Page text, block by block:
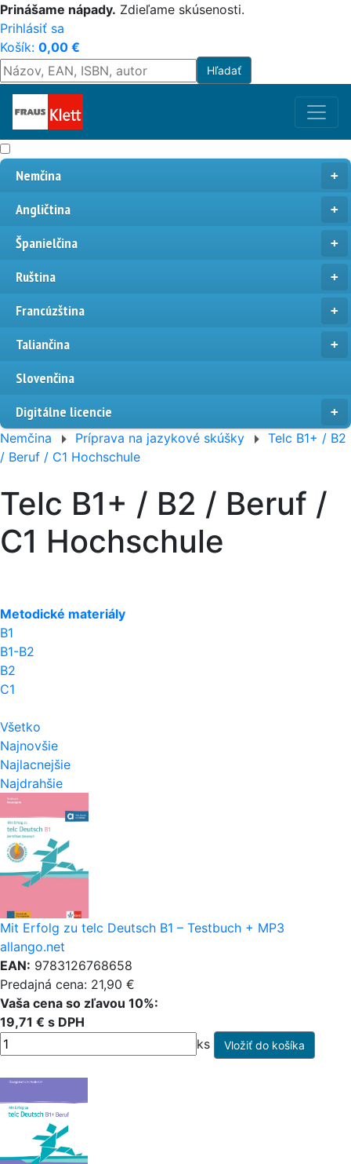
Prinášame nápady. Zdieľame skúsenosti.
Prihlásiť sa
Košík: 0,00 €
Nemčina
Angličtina
Španielčina
Ruština
Francúzština
Taliančina
Slovenčina
Digitálne licencie
Nemčina Príprava na jazykové skúšky
Telc B1+ / B2
/ Beruf / C1 Hochschule
Telc B1+ / B2 / Beruf /
C1 Hochschule
Metodické materiály
B1
B1-B2
B2
C1
Všetko
Najnovšie
Najlacnejšie
Najdrahšie
Mit Erfolg zu telc Deutsch B1 – Testbuch + MP3
allango.net
EAN: 9783126768658
Predajná cena: 21,90 €
Vaša cena so zľavou 10%:
19,71 € s DPH
ks